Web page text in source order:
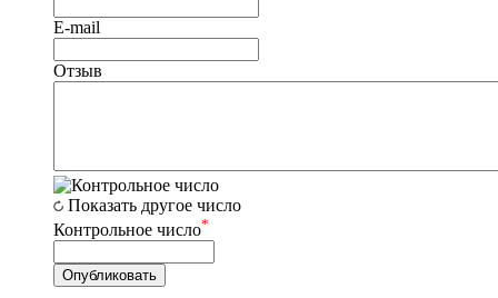
E-mail
Отзыв
Показать другое число
Контрольное число*